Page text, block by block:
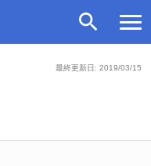
最終更新日: 2019/03/15